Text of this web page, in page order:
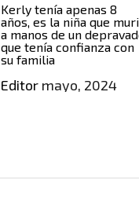
Kerly tenía apenas 8
años, es la niña que
a manos de un
que tenía confianza con
su familia
Editor mayo, 2024